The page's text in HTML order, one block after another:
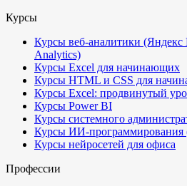
Курсы
Курсы веб-аналитики
Analytics)
Курсы Excel для начинающих
Курсы HTML и CSS для
Курсы Excel: продвинутый
Курсы Power BI
Курсы системного
Курсы ИИ-программирования
Курсы нейросетей для офиса
Профессии